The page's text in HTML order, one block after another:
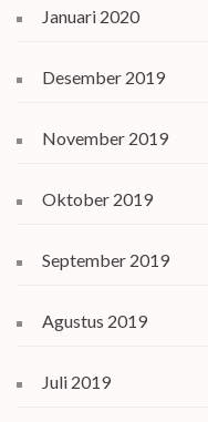
Januari 2020
Desember 2019
November 2019
Oktober 2019
September 2019
Agustus 2019
Juli 2019